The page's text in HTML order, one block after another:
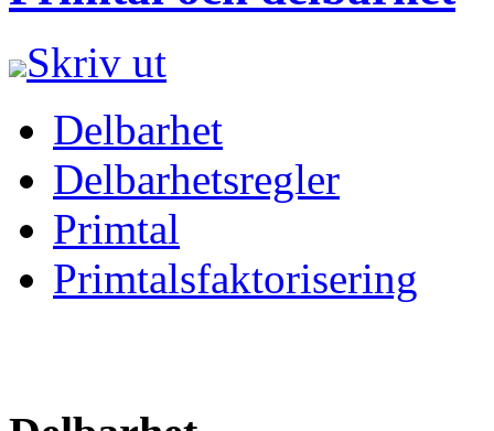
Skriv ut
Delbarhet
Delbarhetsregler
Primtal
Primtalsfaktorisering